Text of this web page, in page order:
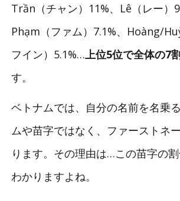
Trần（チャン）11%、Lê（レー）
Phạm（ファム）7.1%、Hoàng/
フイン）5.1%… 上位5位で全体の7
す。
ベトナムでは、自分の名前を名乗
ムや苗字ではなく、ファーストネ
ります。その理由は…この苗字の
わかりますよね。